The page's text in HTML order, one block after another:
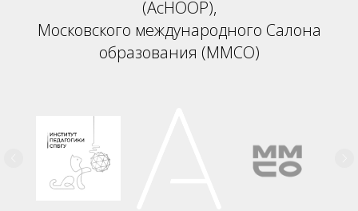
(АсНООР),
Московского международного Салона
образования (ММСО)